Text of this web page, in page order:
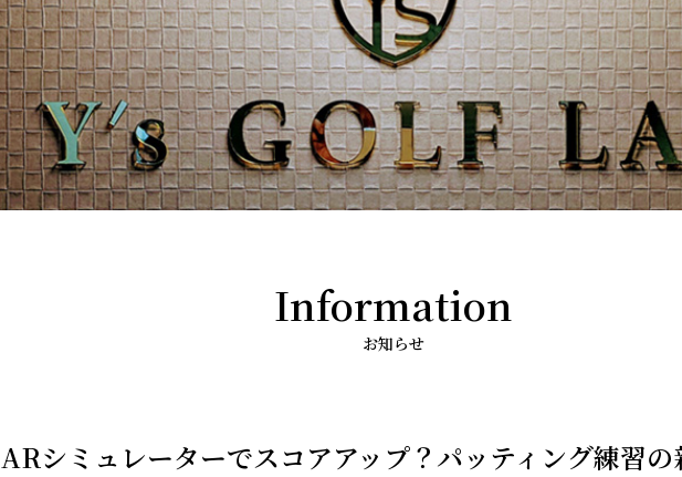
Information
お知らせ
ARシミュレーターでスコアアップ？パッティング練習の